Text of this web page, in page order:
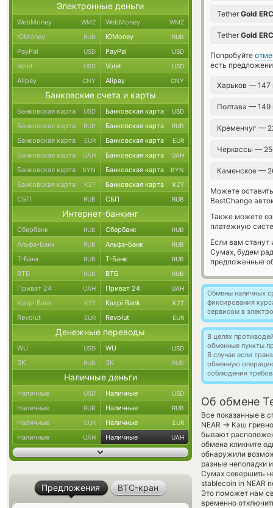
Tether Gold
Tether Gold
Попробуйте
есть
Харьков —
Полтава —
Кременчуг —
Черкассы —
Каменское —
Можете
BestChange
Также можете
платежную
Если вам
Сумах, будем
предложенные
Обмены наличных
фиксирования
сервисом в
В целях
обменные пункты
В случае если
обменную
соблюдения
Об обмене
Все показанные в
NEAR → Кэш
бывают
обмена кликните
обнаружили
разные неполадки
Сумах совершить
stablecoin in NEAR
Это поможет нам
временно
Электронные деньги
WebMoney WMZ WebMoney WMZ
ЮMoney RUB ЮMoney RUB
PayPal USD PayPal USD
Volet USD Volet USD
Alipay CNY Alipay CNY
Банковские счета и карты
Банковская карта USD Банковская карта USD
Банковская карта RUB Банковская карта RUB
Банковская карта EUR Банковская карта EUR
Банковская карта UAH Банковская карта UAH
Банковская карта BYN Банковская карта BYN
Банковская карта KZT Банковская карта KZT
СБП RUB СБП RUB
Интернет-банкинг
Сбербанк RUB Сбербанк RUB
Альфа-Банк RUB Альфа-Банк RUB
Т-Банк RUB Т-Банк RUB
ВТБ RUB ВТБ RUB
Приват 24 UAH Приват 24 UAH
Kaspi Bank KZT Kaspi Bank KZT
Revolut EUR Revolut EUR
Денежные переводы
WU USD WU USD
ЗК RUB ЗК RUB
Наличные деньги
Наличные USD Наличные USD
Наличные RUB Наличные RUB
Наличные EUR Наличные EUR
Наличные UAH Наличные UAH
Предложения BTC-кран